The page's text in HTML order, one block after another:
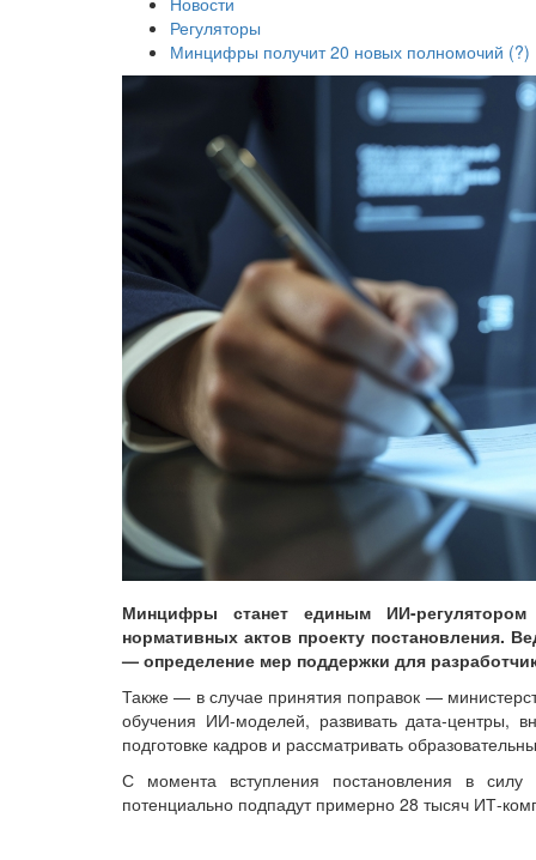
Регуляторы
Минцифры получит 20 новых полномочий (?)
Минцифры станет единым ИИ-
нормативных актов проекту постановления.
— определение мер поддержки для
Также — в случае принятия поправок —
обучения ИИ-моделей, развивать дата-центры,
подготовке кадров и рассматривать
С момента вступления постановления в
потенциально подпадут примерно 28 тысяч ИТ-